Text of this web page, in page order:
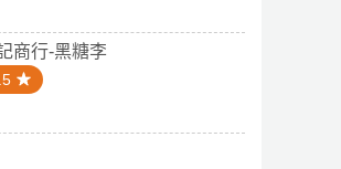
商行-黑糖李